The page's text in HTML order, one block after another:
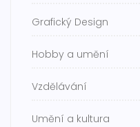
Grafický Design
Hobby a umění
Vzdělávání
Umění a kultura